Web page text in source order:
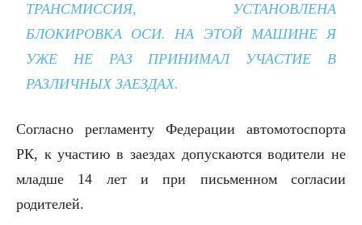
ТРАНСМИССИЯ, УСТАНОВЛЕНА
БЛОКИРОВКА ОСИ. НА ЭТОЙ МАШИНЕ Я
УЖЕ НЕ РАЗ ПРИНИМАЛ УЧАСТИЕ В
РАЗЛИЧНЫХ ЗАЕЗДАХ.
Согласно регламенту Федерации автомотоспорта
РК, к участию в заездах допускаются водители не
младше 14 лет и при письменном согласии
родителей.